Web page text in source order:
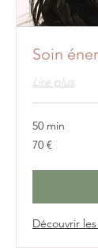
Soin
Lire plus
50 min
70
euros
70 €
Découvrir